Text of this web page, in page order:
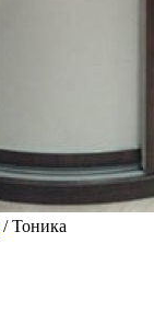
/ Тоника